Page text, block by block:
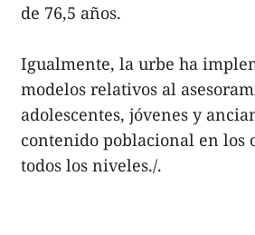
de 76,5 años.
Igualmente, la urbe ha
modelos relativos al
adolescentes, jóvenes y
contenido poblacional en los
todos los niveles./.